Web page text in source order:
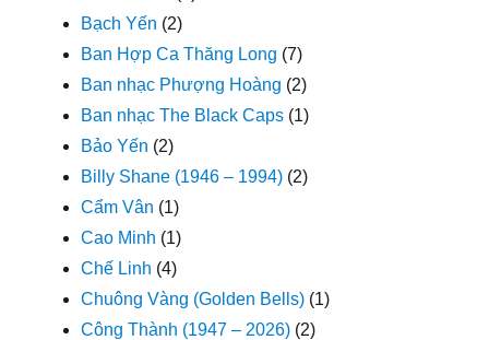
Bạch Yến (2)
Ban Hợp Ca Thăng Long (7)
Ban nhạc Phượng Hoàng (2)
Ban nhạc The Black Caps (1)
Bảo Yến (2)
Billy Shane (1946 – 1994) (2)
Cẩm Vân (1)
Cao Minh (1)
Chế Linh (4)
Chuông Vàng (Golden Bells) (1)
Công Thành (1947 – 2026) (2)